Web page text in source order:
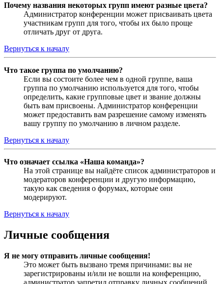
Почему названия некоторых групп имеют разные цвета?
Администратор конференции может присваивать цвета
участникам групп для того, чтобы их было проще
отличать друг от друга.
Вернуться к началу
Что такое группа по умолчанию?
Если вы состоите более чем в одной группе, ваша
группа по умолчанию используется для того, чтобы
определить, какие групповые цвет и звание должны
быть вам присвоены. Администратор конференции
может предоставить вам разрешение самому изменять
вашу группу по умолчанию в личном разделе.
Вернуться к началу
Что означает ссылка «Наша команда»?
На этой странице вы найдёте список администраторов и
модераторов конференции и другую информацию,
такую как сведения о форумах, которые они
модерируют.
Вернуться к началу
Личные сообщения
Я не могу отправить личные сообщения!
Это может быть вызвано тремя причинами: вы не
зарегистрированы и/или не вошли на конференцию,
администратор запретил отправку личных сообщений